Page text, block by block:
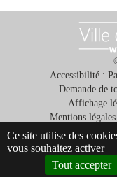
Accessibilité :
Demande de
Affichage
Mentions légales
Ce site utilise des
vous souhaitez activer
Tout accepter